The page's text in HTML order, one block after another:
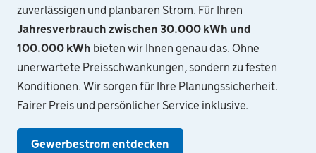
zuverlässigen und planbaren Strom. Für Ihren
Jahresverbrauch zwischen 30.000 kWh und
100.000 kWh bieten wir Ihnen genau das. Ohne
unerwartete Preisschwankungen, sondern zu festen
Konditionen. Wir sorgen für Ihre Planungssicherheit.
Fairer Preis und persönlicher Service inklusive.
Gewerbestrom entdecken